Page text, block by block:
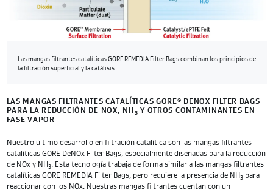
Las mangas filtrantes catalíticas GORE REMEDIA Filter Bags combinan los principios de
la filtración superficial y la catálisis.
LAS MANGAS FILTRANTES CATALÍTICAS GORE ®
DENOX FILTER BAGS
PARA LA REDUCCIÓN DE NOX, NH 3 Y OTROS CONTAMINANTES EN
FASE VAPOR
Nuestro último desarrollo en filtración catalítica son las mangas filtrantes
catalíticas GORE DeNOx Filter Bags, especialmente diseñadas para la reducción
de NOx y NH3. Esta tecnología trabaja de forma similar a las mangas filtrantes
catalíticas GORE REMEDIA Filter Bags, pero requiere la presencia de NH3para
reaccionar con los NOx. Nuestras mangas filtrantes cuentan con un